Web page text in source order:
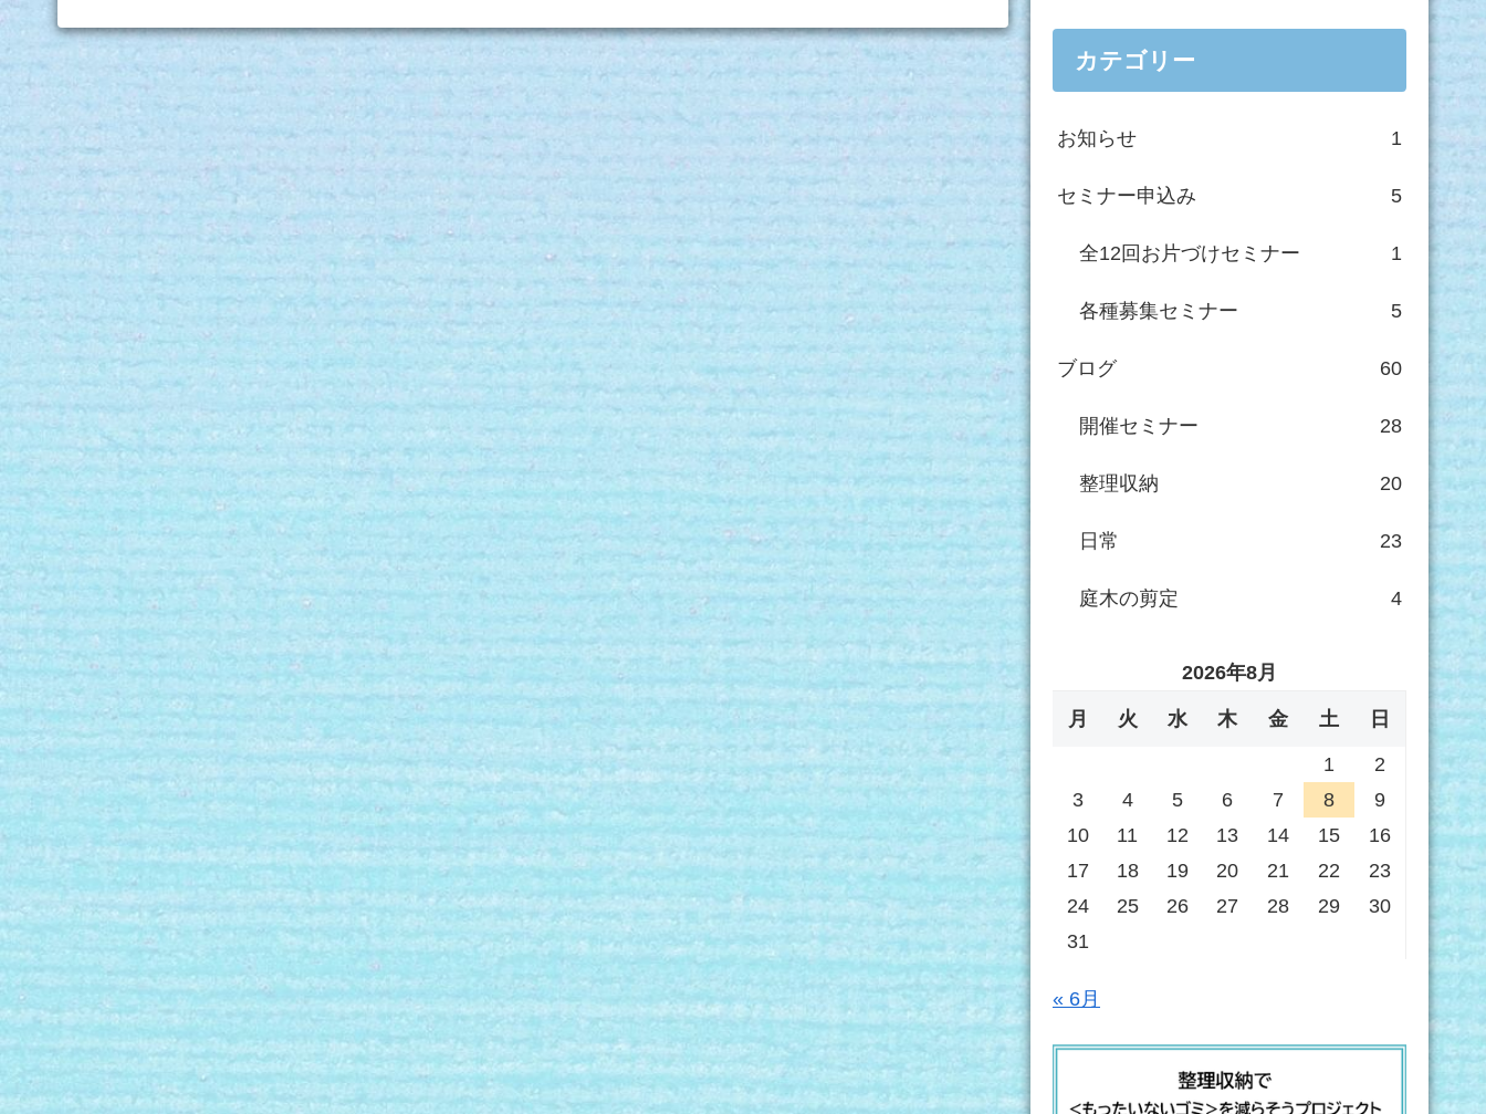
カテゴリー
お知らせ 1
セミナー申込み 5
全12回お片づけセミナー 1
各種募集セミナー 5
ブログ 60
開催セミナー 28
整理収納 20
日常 23
庭木の剪定 4
2026年8月
月 火 水 木 金 土 日
1
2
3
4 5 6 7 8
9
10
11 12 13 14 15
16
17
18 19 20 21 22
23
24
25 26 27 28 29
30
31
« 6月